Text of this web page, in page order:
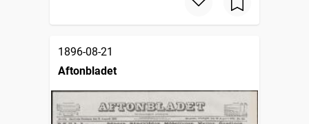
1896-08-21
Aftonbladet